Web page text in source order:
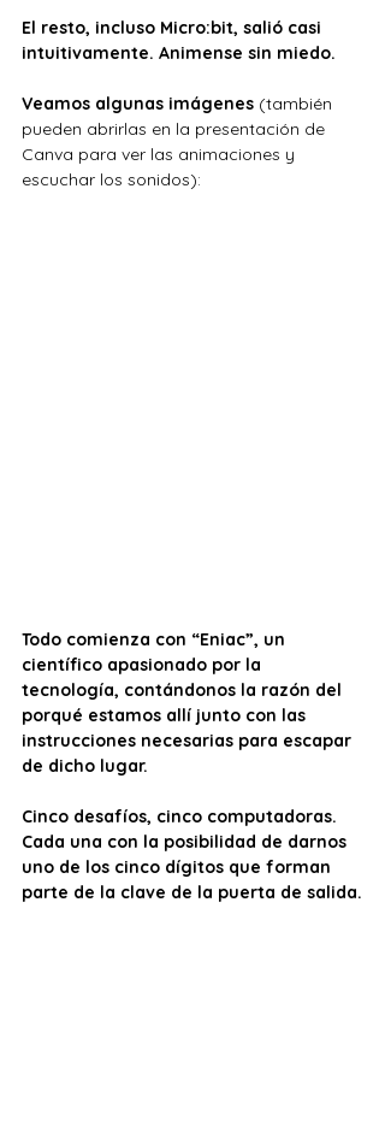
El resto, incluso Micro:bit, salió casi
intuitivamente. Animense sin miedo.
Veamos algunas imágenes (también
pueden abrirlas en la presentación de
Canva para ver las animaciones y
escuchar los sonidos):
Todo comienza con “Eniac”, un
científico apasionado por la
tecnología, contándonos la razón del
porqué estamos allí junto con las
instrucciones necesarias para escapar
de dicho lugar.
Cinco desafíos, cinco computadoras.
Cada una con la posibilidad de darnos
uno de los cinco dígitos que forman
parte de la clave de la puerta de salida.